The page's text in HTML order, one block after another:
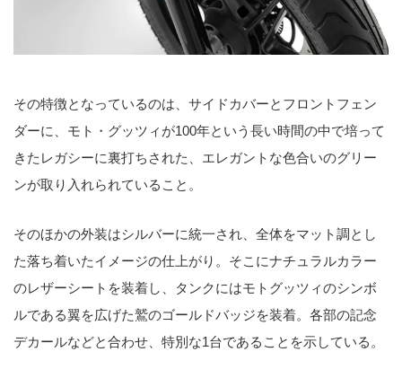
その特徴となっているのは、サイドカバーとフロントフェン
ダーに、モト・グッツィが100年という長い時間の中で培って
きたレガシーに裏打ちされた、エレガントな色合いのグリー
ンが取り入れられていること。
そのほかの外装はシルバーに統一され、全体をマット調とし
た落ち着いたイメージの仕上がり。そこにナチュラルカラー
のレザーシートを装着し、タンクにはモトグッツィのシンボ
ルである翼を広げた鷲のゴールドバッジを装着。各部の記念
デカールなどと合わせ、特別な1台であることを示している。